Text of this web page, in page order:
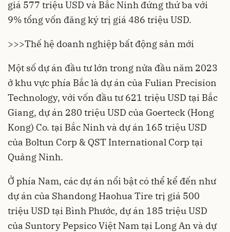
giá 577 triệu USD và Bắc Ninh đứng thứ ba với
9% tổng vốn đăng ký trị giá 486 triệu USD.
>>>Thế hệ doanh nghiệp bất động sản mới
Một số dự án đầu tư lớn trong nửa đầu năm 2023
ở khu vực phía Bắc là dự án của Fulian Precision
Technology, với vốn đầu tư 621 triệu USD tại Bắc
Giang, dự án 280 triệu USD của Goerteck (Hong
Kong) Co. tại Bắc Ninh và dự án 165 triệu USD
của Boltun Corp & QST International Corp tại
Quảng Ninh.
Ở phía Nam, các dự án nổi bật có thể kể đến như
dự án của Shandong Haohua Tire trị giá 500
triệu USD tại Bình Phước, dự án 185 triệu USD
của Suntory Pepsico Việt Nam tại Long An và dự